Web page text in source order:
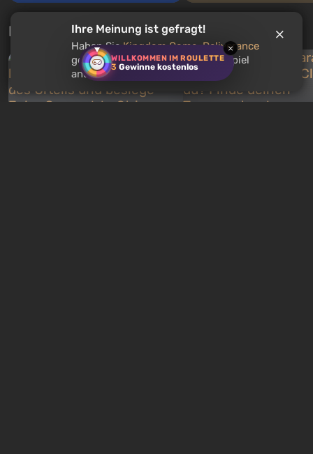
WILLKOMMEN IM ROULETTE
3 Gewinne kostenlos
×
Neue Tests jede Woche
Ihre Meinung ist gefragt!
Haben SieKingdom Come: Deliverance
gespielt? Empfehlen Sie dieses Spiel
anderen Nutzern?